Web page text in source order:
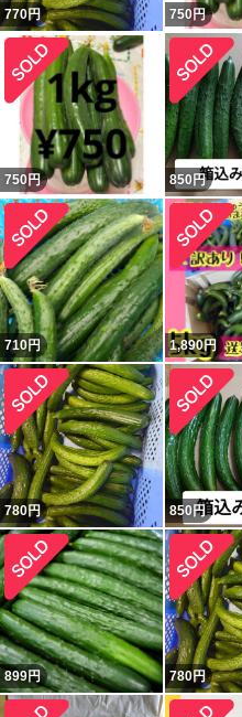
770円 750円
750円 850 円
710円 1,890円
780円 850 円
899円 780円